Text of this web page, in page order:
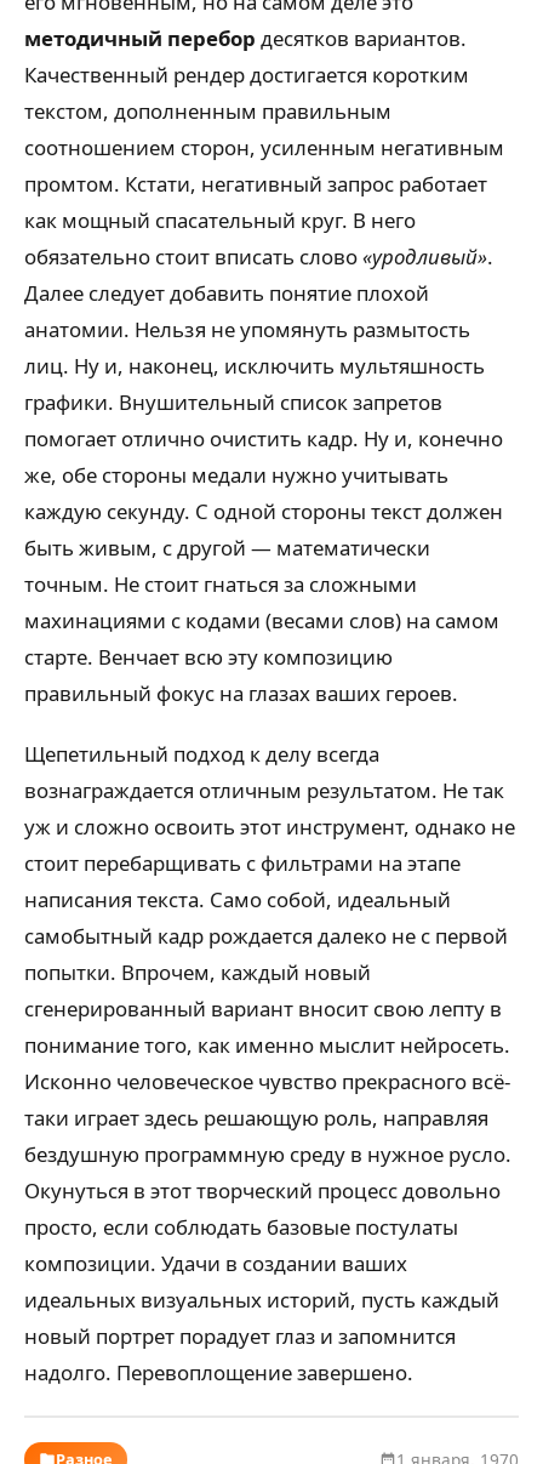
методичный перебор десятков вариантов.
Качественный рендер достигается коротким
текстом, дополненным правильным
соотношением сторон, усиленным негативным
промтом. Кстати, негативный запрос работает
как мощный спасательный круг. В него
обязательно стоит вписать слово«уродливый».
Далее следует добавить понятие плохой
анатомии. Нельзя не упомянуть размытость
лиц. Ну и, наконец, исключить мультяшность
графики. Внушительный список запретов
помогает отлично очистить кадр. Ну и, конечно
же, обе стороны медали нужно учитывать
каждую секунду. С одной стороны текст должен
быть живым, с другой — математически
точным. Не стоит гнаться за сложными
махинациями с кодами (весами слов) на самом
старте. Венчает всю эту композицию
правильный фокус на глазах ваших героев.
Щепетильный подход к делу всегда
вознаграждается отличным результатом. Не так
уж и сложно освоить этот инструмент, однако не
стоит перебарщивать с фильтрами на этапе
написания текста. Само собой, идеальный
самобытный кадр рождается далеко не с первой
попытки. Впрочем, каждый новый
сгенерированный вариант вносит свою лепту в
понимание того, как именно мыслит нейросеть.
Исконно человеческое чувство прекрасного всё-
таки играет здесь решающую роль, направляя
бездушную программную среду в нужное русло.
Окунуться в этот творческий процесс довольно
просто, если соблюдать базовые постулаты
композиции. Удачи в создании ваших
идеальных визуальных историй, пусть каждый
новый портрет порадует глаз и запомнится
надолго. Перевоплощение завершено.
Разное